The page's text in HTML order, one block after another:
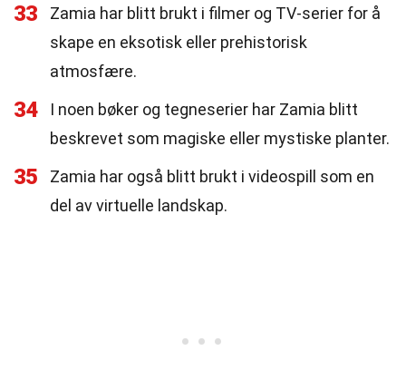
33
Zamia har blitt brukt i filmer og TV-serier for å
skape en eksotisk eller prehistorisk
atmosfære.
34
I noen bøker og tegneserier har Zamia blitt
beskrevet som magiske eller mystiske planter.
35
Zamia har også blitt brukt i videospill som en
del av virtuelle landskap.